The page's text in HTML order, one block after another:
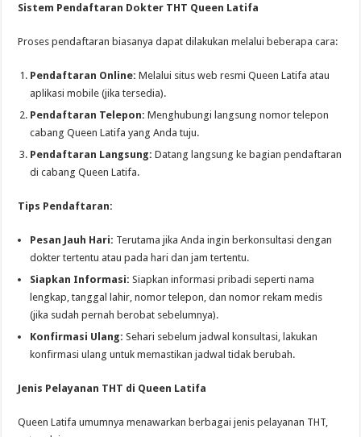
Sistem Pendaftaran Dokter THT Queen Latifa
Proses pendaftaran biasanya dapat dilakukan melalui beberapa cara:
Pendaftaran Online: Melalui situs web resmi Queen Latifa atau
aplikasi mobile (jika tersedia).
Pendaftaran Telepon: Menghubungi langsung nomor telepon
cabang Queen Latifa yang Anda tuju.
Pendaftaran Langsung: Datang langsung ke bagian pendaftaran
di cabang Queen Latifa.
Tips Pendaftaran:
Pesan Jauh Hari: Terutama jika Anda ingin berkonsultasi dengan
dokter tertentu atau pada hari dan jam tertentu.
Siapkan Informasi: Siapkan informasi pribadi seperti nama
lengkap, tanggal lahir, nomor telepon, dan nomor rekam medis
(jika sudah pernah berobat sebelumnya).
Konfirmasi Ulang: Sehari sebelum jadwal konsultasi, lakukan
konfirmasi ulang untuk memastikan jadwal tidak berubah.
Jenis Pelayanan THT di Queen Latifa
Queen Latifa umumnya menawarkan berbagai jenis pelayanan THT,